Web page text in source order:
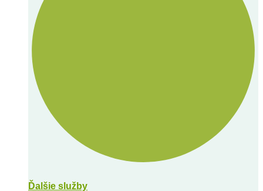
Ďalšie služby